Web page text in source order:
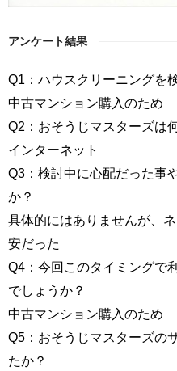
アンケート結果
Q1：ハウスクリーニングを
中古マンション購入のため
Q2：おそうじマスターズは
インターネット
Q3：検討中に心配だった事
か？
具体的にはありませんが、
安だった
Q4：今回このタイミングで
でしょうか？
中古マンション購入のため
Q5：おそうじマスターズの
たか？